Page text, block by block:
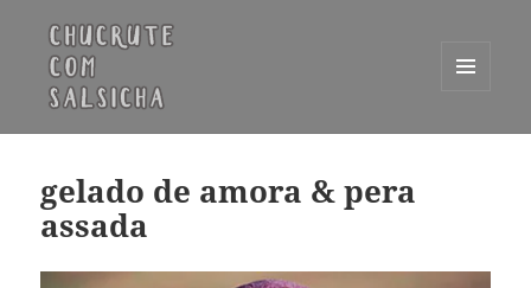
WIDGETS
gelado de amora & pera
assada